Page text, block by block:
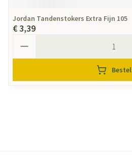
Jordan Tandenstokers Extra Fijn 105
€ 3,39
Bestel